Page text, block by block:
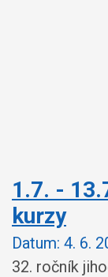
1.7. -
kurzy
Datum: 4. 6.
32. ročník